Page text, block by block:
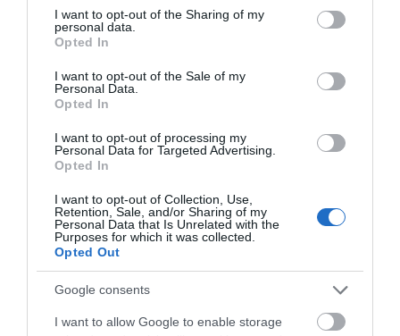
not limited to your visit or usage behaviour. You may click to
grant or deny consent to Google and its third-party tags to
use your data for below specified purposes in below Google
consent section.
I want to opt-out of the Sharing of my
personal data.
Opted In
I want to opt-out of the Sale of my
Personal Data.
Opted In
I want to opt-out of processing my
Personal Data for Targeted Advertising.
Opted In
I want to opt-out of Collection, Use,
Retention, Sale, and/or Sharing of my
Personal Data that Is Unrelated with the
Purposes for which it was collected.
Opted Out
Google consents
I want to allow Google to enable storage
ψυκτικού υγρού φρέον (εικόνες)
10.08.2026 | 10:00
Μεγάλο βήμα για την υγεία στη
Βόρεια Εύβοια
10.08.2026 | 09:40
Εορτολόγιο: Ποιοι γιορτάζουν
10.08.2026 | 09:20
Εύβοια: Που έχει διακοπή
Αυγούστου
10.08.2026 | 09:00
Μεγάλη φωτιά στον
Κουβαρά Αττικής:
Ήχησε το 112, καίει
κοντά σε σπίτια
αισθήσεις του από τη
θάλασσα
Κινητές μονάδες της
αστυνομίας στην
Εύβοια: Που θα
εβδομάδα
καταγγέλλει 17χρονο